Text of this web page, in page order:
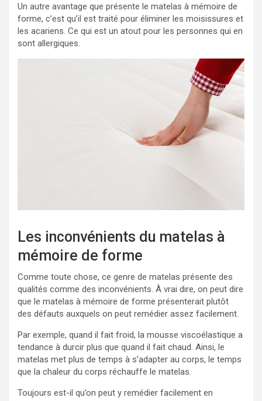
Un autre avantage que présente le matelas à mémoire de
forme, c’est qu’il est traité pour éliminer les moisissures et
les acariens. Ce qui est un atout pour les personnes qui en
sont allergiques.
Les inconvénients du matelas à
mémoire de forme
Comme toute chose, ce genre de matelas présente des
qualités comme des inconvénients. À vrai dire, on peut dire
que le matelas à mémoire de forme présenterait plutôt
des défauts auxquels on peut remédier assez facilement.
Par exemple, quand il fait froid, la mousse viscoélastique a
tendance à durcir plus que quand il fait chaud. Ainsi, le
matelas met plus de temps à s’adapter au corps, le temps
que la chaleur du corps réchauffe le matelas.
Toujours est-il qu’on peut y remédier facilement en